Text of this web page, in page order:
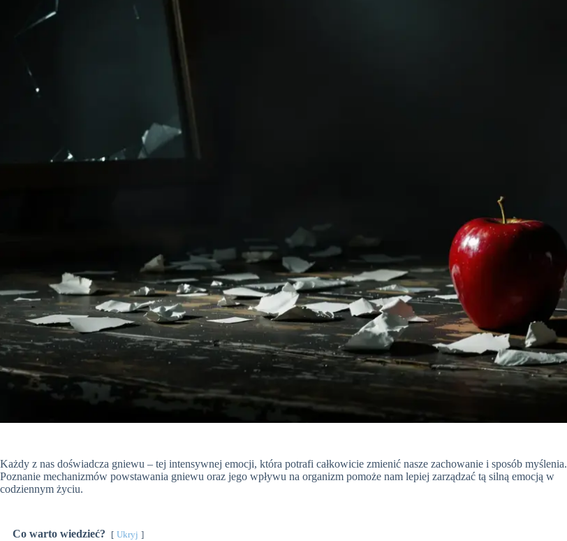
Każdy z nas doświadcza gniewu – tej intensywnej emocji, która potrafi całkowicie zmienić nasze zachowanie i sposób myślenia.
Poznanie mechanizmów powstawania gniewu oraz jego wpływu na organizm pomoże nam lepiej zarządzać tą silną emocją w
codziennym życiu.
Co warto wiedzieć? Ukryj